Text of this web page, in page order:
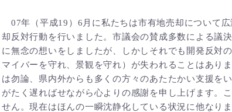
07年（平成19）6月に私たちは市有地売却について
却反対行動を行いました。市議会の賛成多数による議
に無念の想いをしましたが、しかしそれでも開発反対
マイバーを守れ、景観を守れ）が失われることはあり
は勿論、県内外からも多くの方々のあたたかい支援を
がたく遅ればせながら心よりの感謝を申し上げます。
せん。現在はほんの一瞬沈静化している状況に他なり